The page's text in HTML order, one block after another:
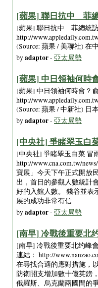
[蘋果] 聯日抗中 菲
[蘋果] 聯日抗中 菲總統訪
http://
(Source: 蘋果 / 美聯社)
byadaptor- 亞太局勢
[蘋果] 中日領袖何時
[蘋果] 中日領袖何時會？
http://
(Source: 蘋果 / 中新社)
byadaptor- 亞太局勢
[中央社] 爭睹翠玉白
[中央社] 爭睹翠玉白菜 冒
http://www.cna.com.tw/
寶展」今天下午正式開放
出，首日的參觀人數統計
好的入館人數。 錢谷並表
展的成功非常有信
byadaptor- 亞太局勢
[南早] 冷戰後重要北
[南早] 冷戰後重要北约峰
連結： http://
在尋找合適的應對措施，
防衛開支增加數十億英鎊
俄羅斯、烏克蘭兩國間的